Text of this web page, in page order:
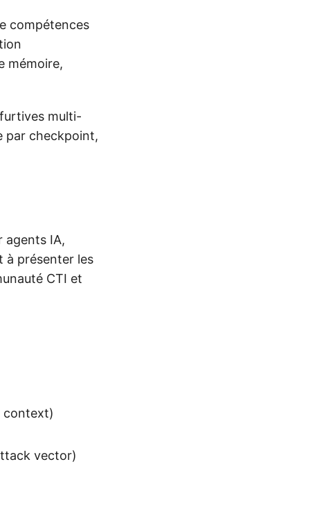
compétences
mémoire,
multi-
par checkpoint,
agents IA,
à présenter les
CTI et
context)
vector)